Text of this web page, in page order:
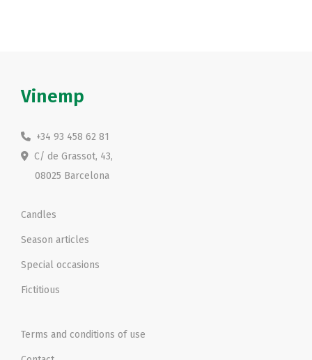
Vinemp
+34 93 458 62 81
C/ de Grassot, 43,
08025 Barcelona
Candles
Season articles
Special occasions
Fictitious
Terms and conditions of use